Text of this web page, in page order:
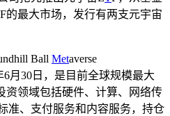
的最大市场，发行有两支元宇宙
Ball Metaverse
月30日，是目前全球规模最大
资领域包括硬件、计算、网络传
准、支付服务和内容服务，持仓